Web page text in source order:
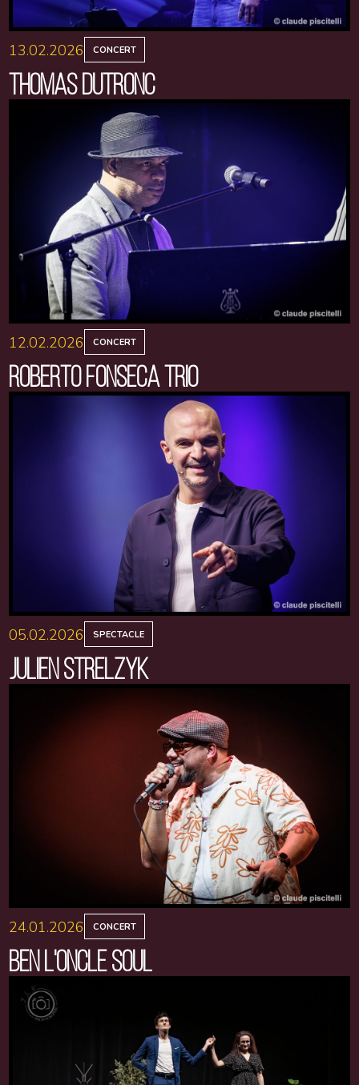
13.02.2026 CONCERT
THOMAS DUTRONC
12.02.2026 CONCERT
ROBERTO FONSECA TRIO
05.02.2026 SPECTACLE
JULIEN STRELZYK
24.01.2026 CONCERT
BEN L'ONCLE SOUL